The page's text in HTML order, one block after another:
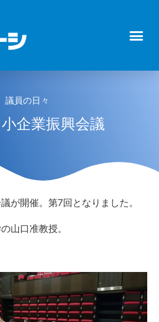
議員の日々
企業振興会議
が開催。第7回となりました。
山口准教授。